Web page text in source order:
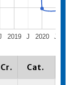
2019 2020
J J
Cr. Cat.